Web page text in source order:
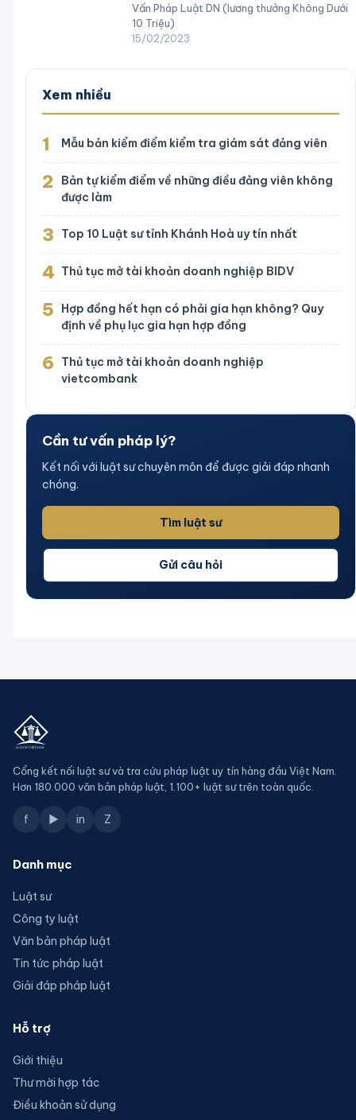
Vấn Pháp Luật DN (lương thưởng Không Dưới
10 Triệu)
15/02/2023
Xem nhiều
1 Mẫu bản kiểm điểm kiểm tra giám sát đảng viên
2
Bản tự kiểm điểm về những điều đảng viên không
được làm
3 Top 10 Luật sư tỉnh Khánh Hoà uy tín nhất
4 Thủ tục mở tài khoản doanh nghiệp BIDV
5
Hợp đồng hết hạn có phải gia hạn không? Quy
định về phụ lục gia hạn hợp đồng
6
Thủ tục mở tài khoản doanh nghiệp
vietcombank
Cần tư vấn pháp lý?
Kết nối với luật sư chuyên môn để được giải đáp nhanh
chóng.
Tìm luật sư
Gửi câu hỏi
Cổng kết nối luật sư và tra cứu pháp luật uy tín hàng đầu Việt Nam.
Hơn 180.000 văn bản pháp luật, 1.100+ luật sư trên toàn quốc.
f ▶ in Z
Danh mục
Luật sư
Công ty luật
Văn bản pháp luật
Tin tức pháp luật
Giải đáp pháp luật
Hỗ trợ
Giới thiệu
Thư mời hợp tác
Điều khoản sử dụng